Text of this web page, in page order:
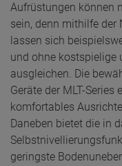
Aufrüstungen können
sein, denn mithilfe der
lassen sich
und ohne kostspielige
ausgleichen. Die
Geräte der MLT-
komfortables
Daneben bietet die in
geringste